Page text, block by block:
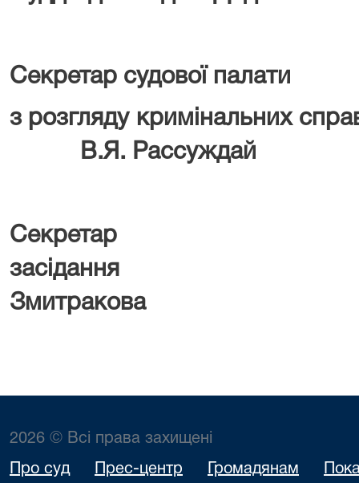
Секретар судової палати
з розгляду
В.Я. Рассуждай
Секретар
засідання
Змитракова
2026 © Всі права захищені
Про суд Прес-центр Громадянам